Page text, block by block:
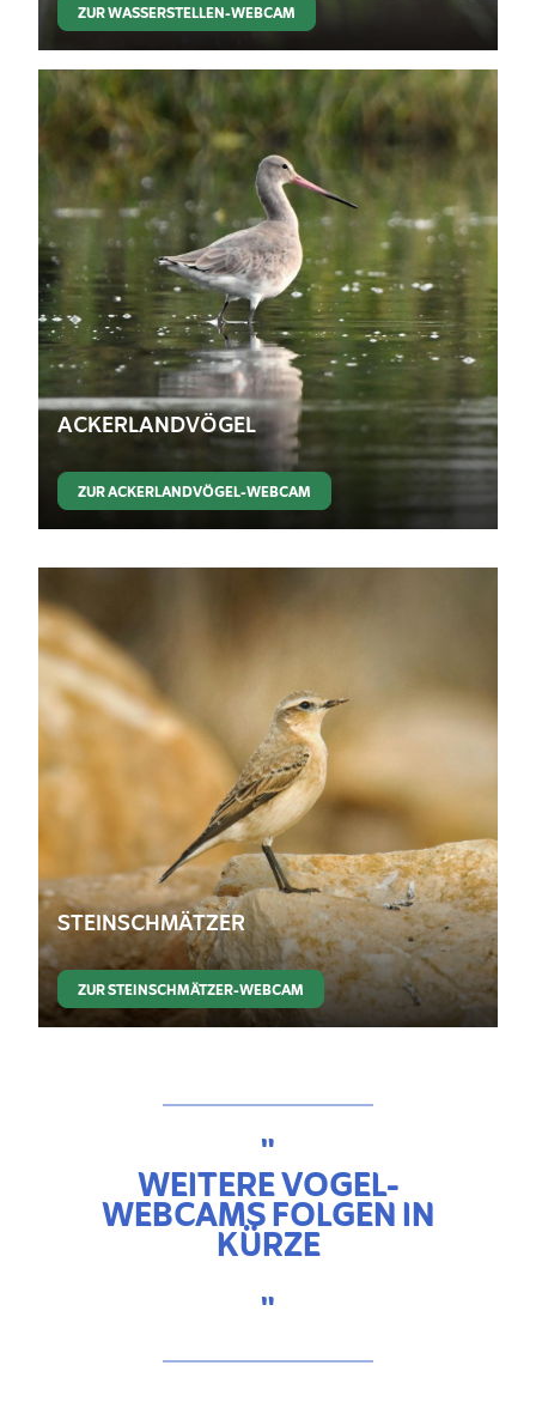
ZUR WASSERSTELLEN-WEBCAM
ACKERLANDVÖGEL
ZUR ACKERLANDVÖGEL-WEBCAM
STEINSCHMÄTZER
ZUR STEINSCHMÄTZER-WEBCAM
"
WEITERE VOGEL-
WEBCAMS FOLGEN IN
KÜRZE
"